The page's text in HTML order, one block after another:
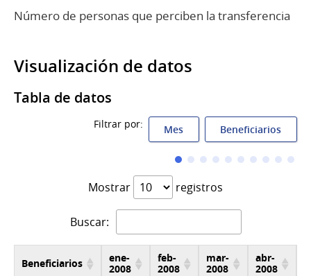
Número de personas que perciben la transferencia
Visualización de datos
Tabla de datos
Filtrar por: Mes Beneficiarios
Mostrar registros
Buscar:
Beneficiarios
ene-
2008
feb-
2008
mar-
2008
abr-
2008